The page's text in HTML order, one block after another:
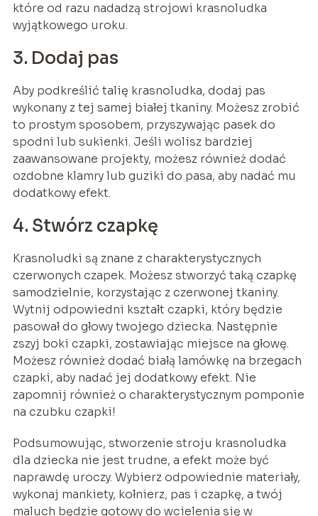
które od razu nadadzą strojowi krasnoludka
wyjątkowego uroku.
3. Dodaj pas
Aby podkreślić talię krasnoludka, dodaj pas
wykonany z tej samej białej tkaniny. Możesz zrobić
to prostym sposobem, przyszywając pasek do
spodni lub sukienki. Jeśli wolisz bardziej
zaawansowane projekty, możesz również dodać
ozdobne klamry lub guziki do pasa, aby nadać mu
dodatkowy efekt.
4. Stwórz czapkę
Krasnoludki są znane z charakterystycznych
czerwonych czapek. Możesz stworzyć taką czapkę
samodzielnie, korzystając z czerwonej tkaniny.
Wytnij odpowiedni kształt czapki, który będzie
pasował do głowy twojego dziecka. Następnie
zszyj boki czapki, zostawiając miejsce na głowę.
Możesz również dodać białą lamówkę na brzegach
czapki, aby nadać jej dodatkowy efekt. Nie
zapomnij również o charakterystycznym pomponie
na czubku czapki!
Podsumowując, stworzenie stroju krasnoludka
dla dziecka nie jest trudne, a efekt może być
naprawdę uroczy. Wybierz odpowiednie materiały,
wykonaj mankiety, kołnierz, pas i czapkę, a twój
maluch będzie gotowy do wcielenia się w